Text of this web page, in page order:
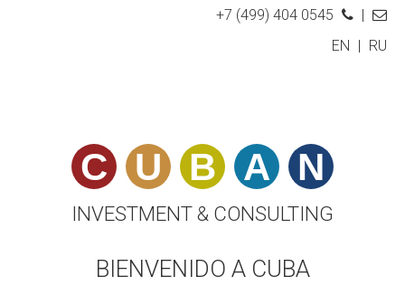
+7 (499) 404 0545
|
EN | RU
C U B A N
INVESTMENT & CONSULTING
BIENVENIDO A CUBA